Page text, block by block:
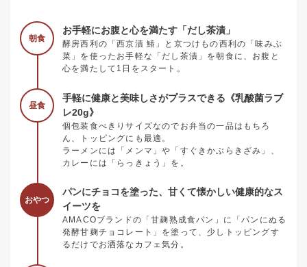
朝食
お手軽にお腹と心を満たす「だし茶漬」
酵房西利の「西京漬 鰆」と京つけもの西利の「味みぶ
菜」を使ったお手軽な「だし茶漬」を朝食に、お腹と
心を満たして1日をスタート。
昼食
手軽に健康と美味しさがプラスできる《乳酸菌ラブ
レ20g》
個包装食べきりサイズなのでお弁当の一品はもちろ
ん、トッピングにも最適。
ラーメンには「メンマ」や「すぐきかぶらきざみ」、
カレーには「らっきょう」を。
おやつ
パンにチョコを塗った、甘くて懐かしい健康的なス
イーツを
AMACOブランドの「甘麹熟成食パン」に「パンにぬる
発酵甘麹チョコレート」を塗って、少しトッピングす
るだけでお洒落なカフェ気分。